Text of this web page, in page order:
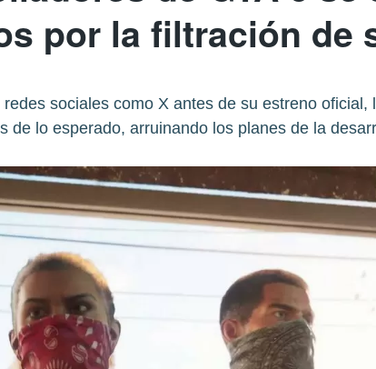
por la filtración de
sociales como X antes de su estreno
de lo esperado, arruinando los planes de la